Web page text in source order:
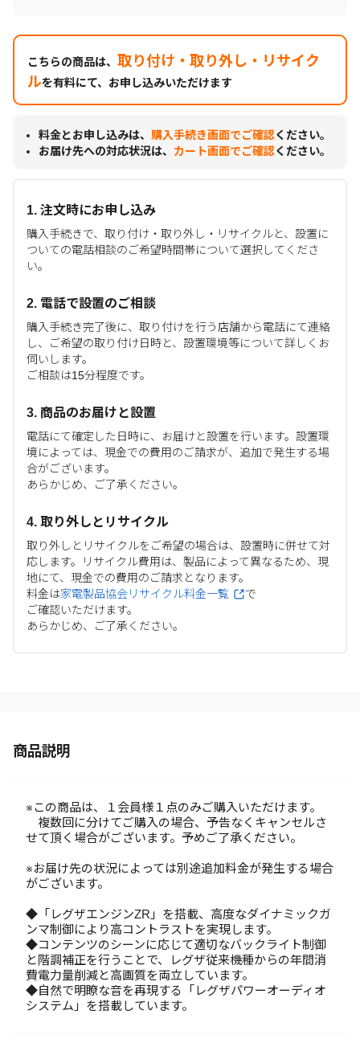
こちらの商品は、 取り付け・取り外し・リサイク
ルを有料にて、お申し込みいただけます
料金とお申し込みは、 購入手続き画面でご確認ください。
お届け先への対応状況は、 カート画面でご確認ください。
1. 注文時にお申し込み
購入手続きで、取り付け・取り外し・リサイクルと、設置に
ついての電話相談のご希望時間帯について選択してくださ
い。
2. 電話で設置のご相談
購入手続き完了後に、取り付けを行う店舗から電話にて連絡
し、ご希望の取り付け日時と、設置環境等について詳しくお
伺いします。
ご相談は15分程度です。
3. 商品のお届けと設置
電話にて確定した日時に、お届けと設置を行います。設置環
境によっては、現金での費用のご請求が、追加で発生する場
合がございます。
あらかじめ、ご了承ください。
4. 取り外しとリサイクル
取り外しとリサイクルをご希望の場合は、設置時に併せて対
応します。リサイクル費用は、製品によって異なるため、現
地にて、現金での費用のご請求となります。
料金は家電製品協会リサイクル料金一覧
で
ご確認いただけます。
あらかじめ、ご了承ください。
商品説明
※この商品は、１会員様１点のみご購入いただけます。
複数回に分けてご購入の場合、予告なくキャンセルさ
せて頂く場合がございます。予めご了承ください。
※お届け先の状況によっては別途追加料金が発生する場合
がございます。
◆「レグザエンジンZR」を搭載、高度なダイナミックガ
ンマ制御により高コントラストを実現します。
◆コンテンツのシーンに応じて適切なバックライト制御
と階調補正を行うことで、レグザ従来機種からの年間消
費電力量削減と高画質を両立しています。
◆自然で明瞭な音を再現する「レグザパワーオーディオ
システム」を搭載しています。